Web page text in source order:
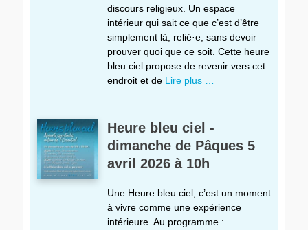
discours religieux. Un espace
intérieur qui sait ce que c’est d’être
simplement là, relié·e, sans devoir
prouver quoi que ce soit. Cette heure
bleu ciel propose de revenir vers cet
endroit et de Lire plus …
Heure bleu ciel -
dimanche de Pâques 5
avril 2026 à 10h
Une Heure bleu ciel, c’est un moment
à vivre comme une expérience
intérieure. Au programme :